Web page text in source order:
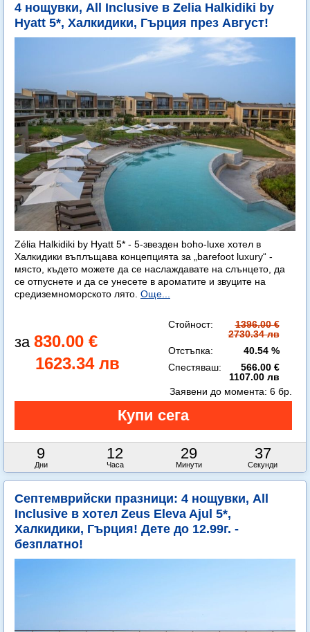
4 нощувки, All Inclusive в Zelia Halkidiki by
Hyatt 5*, Халкидики, Гърция през Август!
Zélia Halkidiki by Hyatt 5* - 5-звезден boho-luxe хотел в
Халкидики въплъщава концепцията за „barefoot luxury“ -
място, където можете да се наслаждавате на слънцето, да
се отпуснете и да се унесете в ароматите и звуците на
средиземноморското лято. Още...
830.00 €
1623.34 лв
Стойност:
1396.00 €
2730.34 лв
Отстъпка:
40.54 %
Спестяваш:
566.00 €
1107.00 лв
9
Дни
12
Часа
29
Минути
36
Секунди
Заявени до момента: 6 бр.
Септемврийски празници: 4 нощувки, All
Inclusive в хотел Zeus Eleva Ajul 5*,
Халкидики, Гърция! Дете до 12.99г. -
безплатно!